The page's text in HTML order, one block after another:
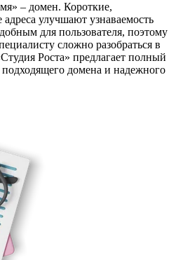
– домен. Короткие,
улучшают узнаваемость
для пользователя, поэтому
сложно разобраться в
Роста» предлагает полный
домена и надежного